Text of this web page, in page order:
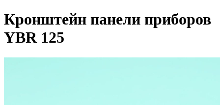
Кронштейн панели приборов
YBR 125